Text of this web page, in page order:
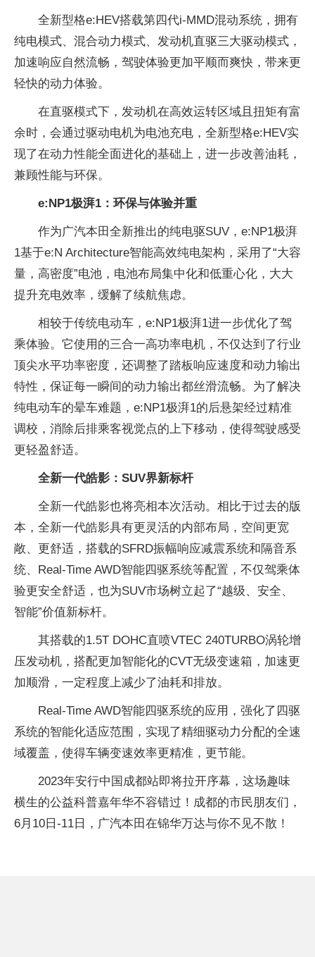
全新型格e:HEV搭载第四代i-MMD混动系统，拥有
纯电模式、混合动力模式、发动机直驱三大驱动模式，
加速响应自然流畅，驾驶体验更加平顺而爽快，带来更
轻快的动力体验。
在直驱模式下，发动机在高效运转区域且扭矩有富
余时，会通过驱动电机为电池充电，全新型格e:HEV实
现了在动力性能全面进化的基础上，进一步改善油耗，
兼顾性能与环保。
e:NP1极湃1：环保与体验并重
作为广汽本田全新推出的纯电驱SUV，e:NP1极湃
1基于e:N Architecture智能高效纯电架构，采用了“大容
量，高密度”电池，电池布局集中化和低重心化，大大
提升充电效率，缓解了续航焦虑。
相较于传统电动车，e:NP1极湃1进一步优化了驾
乘体验。它使用的三合一高功率电机，不仅达到了行业
顶尖水平功率密度，还调整了踏板响应速度和动力输出
特性，保证每一瞬间的动力输出都丝滑流畅。为了解决
纯电动车的晕车难题，e:NP1极湃1的后悬架经过精准
调校，消除后排乘客视觉点的上下移动，使得驾驶感受
更轻盈舒适。
全新一代皓影：SUV界新标杆
全新一代皓影也将亮相本次活动。相比于过去的版
本，全新一代皓影具有更灵活的内部布局，空间更宽
敞、更舒适，搭载的SFRD振幅响应减震系统和隔音系
统、Real-Time AWD智能四驱系统等配置，不仅驾乘体
验更安全舒适，也为SUV市场树立起了“越级、安全、
智能”价值新标杆。
其搭载的1.5T DOHC直喷VTEC 240TURBO涡轮增
压发动机，搭配更加智能化的CVT无级变速箱，加速更
加顺滑，一定程度上减少了油耗和排放。
Real-Time AWD智能四驱系统的应用，强化了四驱
系统的智能化适应范围，实现了精细驱动力分配的全速
域覆盖，使得车辆变速效率更精准，更节能。
2023年安行中国成都站即将拉开序幕，这场趣味
横生的公益科普嘉年华不容错过！成都的市民朋友们，
6月10日-11日，广汽本田在锦华万达与你不见不散！